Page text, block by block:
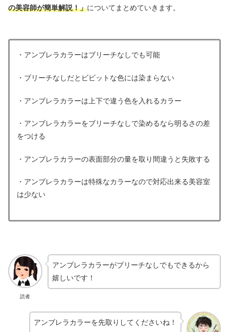
の美容師が簡単解説！」についてまとめていきます。
・アンブレラカラーはブリーチなしでも可能
・ブリーチなしだとビビットな色には染まらない
・アンブレラカラーは上下で違う色を入れるカラー
・アンブレラカラーをブリーチなしで染めるなら明るさの差
をつける
・アンブレラカラーの表面部分の量を取り間違うと失敗する
・アンブレラカラーは特殊なカラーなので対応出来る美容室
は少ない
読者
アンブレラカラーがブリーチなしでもできるから
嬉しいです！
アンブレラカラーを先取りしてくださいね！